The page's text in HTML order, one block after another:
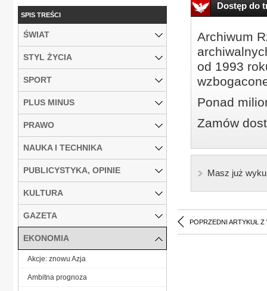
Dostęp do
Archiwum
od 1993
Ponad
Zamów
Masz już
POPRZEDNI ARTYKUŁ Z
SPIS TREŚCI
ŚWIAT
STYL ŻYCIA
SPORT
PLUS MINUS
PRAWO
NAUKA I TECHNIKA
PUBLICYSTYKA, OPINIE
KULTURA
GAZETA
EKONOMIA
Akcje: znowu Azja
Ambitna prognoza